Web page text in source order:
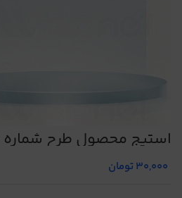
استیج محصول طرح شماره 23
30,000تومان